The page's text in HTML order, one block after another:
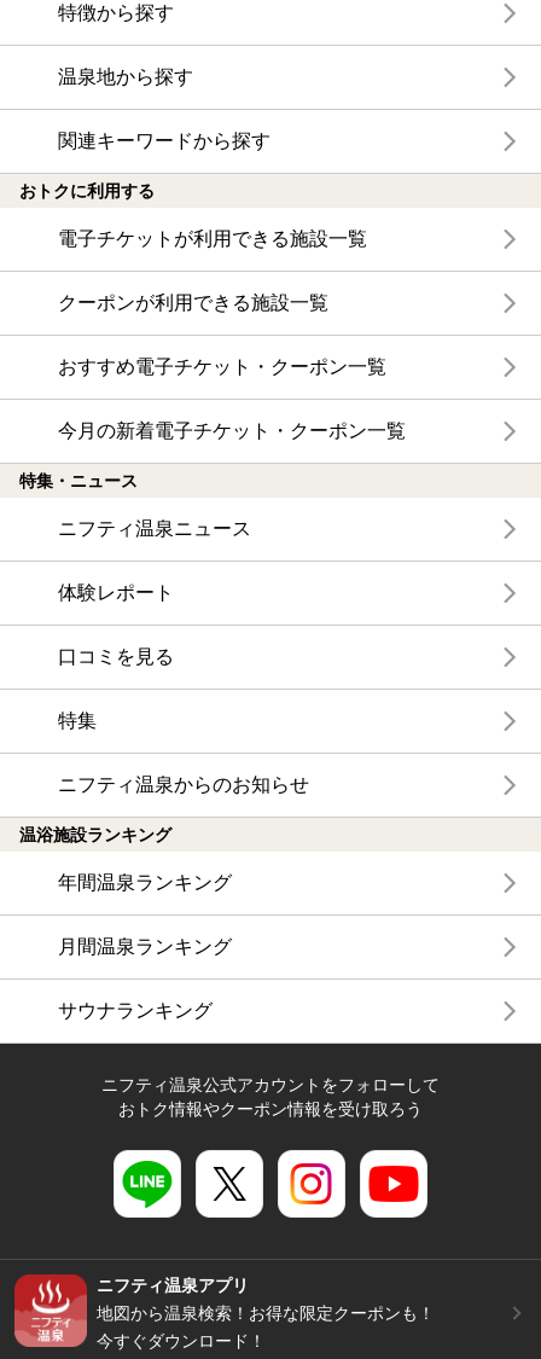
特徴から探す
温泉地から探す
関連キーワードから探す
おトクに利用する
電子チケットが利用できる施設一覧
クーポンが利用できる施設一覧
おすすめ電子チケット・クーポン一覧
今月の新着電子チケット・クーポン一覧
特集・ニュース
ニフティ温泉ニュース
体験レポート
口コミを見る
特集
ニフティ温泉からのお知らせ
温浴施設ランキング
年間温泉ランキング
月間温泉ランキング
サウナランキング
ニフティ温泉公式アカウントをフォローして
おトク情報やクーポン情報を受け取ろう
ニフティ温泉アプリ
地図から温泉検索！お得な限定クーポンも！
今すぐダウンロード！